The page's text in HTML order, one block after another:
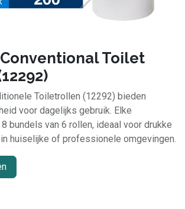
Toilet
Toiletrollen (12292) bieden
voor dagelijks gebruik. Elke
bundels van 6 rollen, ideaal voor drukke
huiselijke of professionele omgevingen.